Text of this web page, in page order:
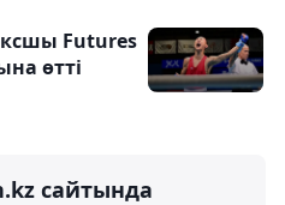
Futures
өтті
сайтында